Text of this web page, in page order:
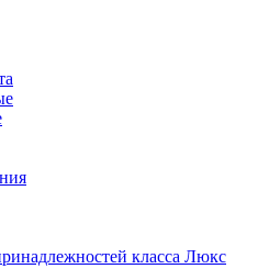
класса Люкс